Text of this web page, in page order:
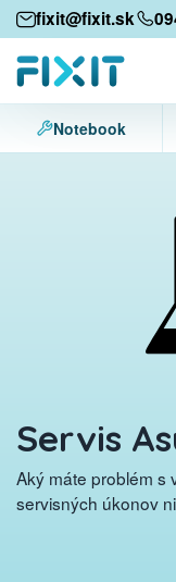
fixit@fixit.sk
Mobilné
Mobilné telefóny
Tablety
Notebook
Servis
Aký máte problém s
servisných úkonov